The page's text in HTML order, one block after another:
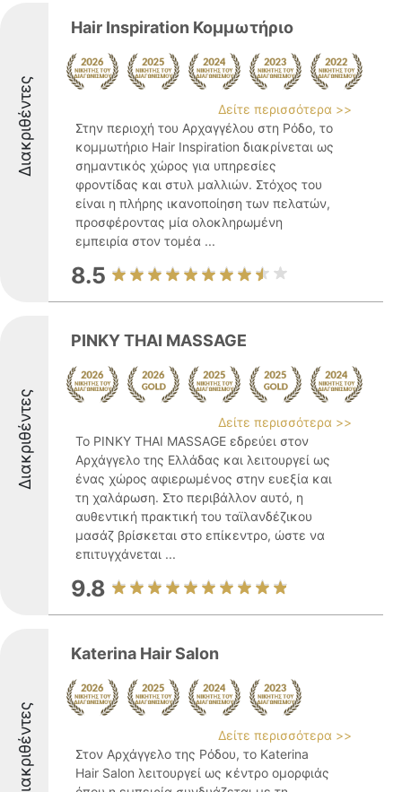
Διακριθέντες
Hair Inspiration Κομμωτήριο
Δείτε περισσότερα >>
Στην περιοχή του Αρχαγγέλου στη Ρόδο, το
κομμωτήριο Hair Inspiration διακρίνεται ως
σημαντικός χώρος για υπηρεσίες
φροντίδας και στυλ μαλλιών. Στόχος του
είναι η πλήρης ικανοποίηση των πελατών,
προσφέροντας μία ολοκληρωμένη
εμπειρία στον τομέα ...
8.5
Διακριθέντες
PINKY THAI MASSAGE
Δείτε περισσότερα >>
Το PINKY THAI MASSAGE εδρεύει στον
Αρχάγγελο της Ελλάδας και λειτουργεί ως
ένας χώρος αφιερωμένος στην ευεξία και
τη χαλάρωση. Στο περιβάλλον αυτό, η
αυθεντική πρακτική του ταϊλανδέζικου
μασάζ βρίσκεται στο επίκεντρο, ώστε να
επιτυγχάνεται ...
9.8
Διακριθέντες
Katerina Hair Salon
Δείτε περισσότερα >>
Στον Αρχάγγελο της Ρόδου, το Katerina
Hair Salon λειτουργεί ως κέντρο ομορφιάς